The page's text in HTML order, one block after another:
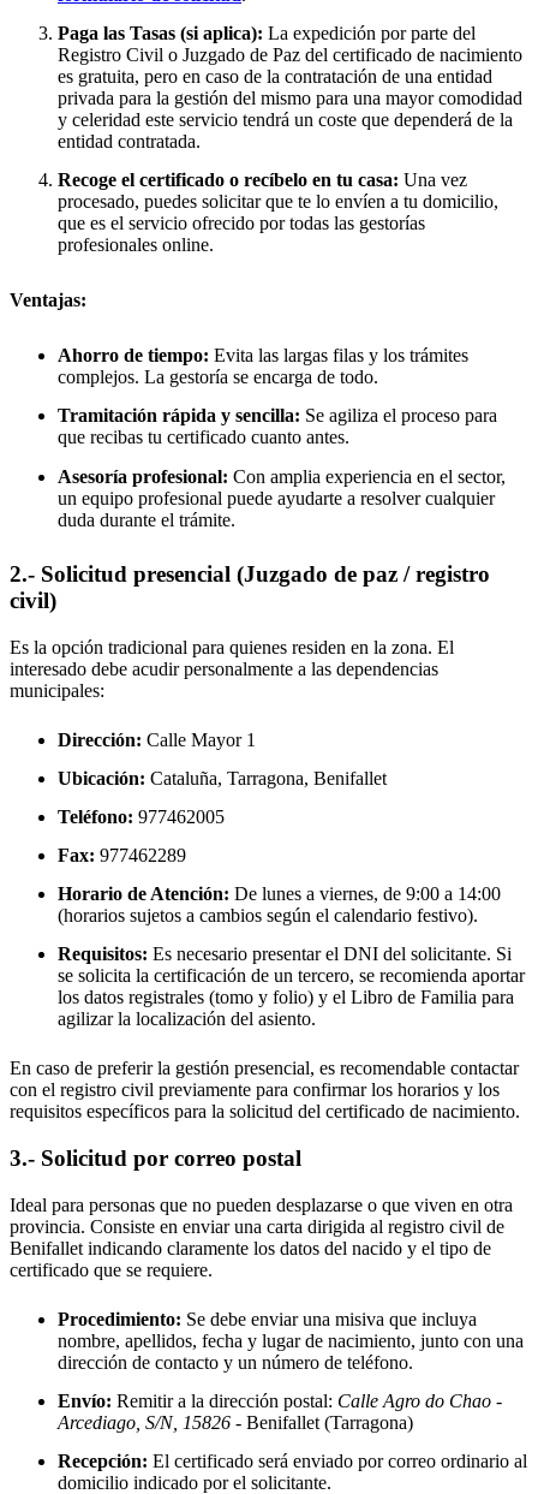
Paga las Tasas (si aplica): La expedición por parte del
Registro Civil o Juzgado de Paz del certificado de nacimiento
es gratuita, pero en caso de la contratación de una entidad
privada para la gestión del mismo para una mayor comodidad
y celeridad este servicio tendrá un coste que dependerá de la
entidad contratada.
Recoge el certificado o recíbelo en tu casa: Una vez
procesado, puedes solicitar que te lo envíen a tu domicilio,
que es el servicio ofrecido por todas las gestorías
profesionales online.
Ventajas:
Ahorro de tiempo: Evita las largas filas y los trámites
complejos. La gestoría se encarga de todo.
Tramitación rápida y sencilla: Se agiliza el proceso para
que recibas tu certificado cuanto antes.
Asesoría profesional: Con amplia experiencia en el sector,
un equipo profesional puede ayudarte a resolver cualquier
duda durante el trámite.
2.- Solicitud presencial (Juzgado de paz / registro
civil)
Es la opción tradicional para quienes residen en la zona. El
interesado debe acudir personalmente a las dependencias
municipales:
Dirección: Calle Mayor 1
Ubicación: Cataluña, Tarragona, Benifallet
Teléfono: 977462005
Fax: 977462289
Horario de Atención: De lunes a viernes, de 9:00 a 14:00
(horarios sujetos a cambios según el calendario festivo).
Requisitos: Es necesario presentar el DNI del solicitante. Si
se solicita la certificación de un tercero, se recomienda aportar
los datos registrales (tomo y folio) y el Libro de Familia para
agilizar la localización del asiento.
En caso de preferir la gestión presencial, es recomendable contactar
con el registro civil previamente para confirmar los horarios y los
requisitos específicos para la solicitud del certificado de nacimiento.
3.- Solicitud por correo postal
Ideal para personas que no pueden desplazarse o que viven en otra
provincia. Consiste en enviar una carta dirigida al registro civil de
Benifallet indicando claramente los datos del nacido y el tipo de
certificado que se requiere.
Procedimiento: Se debe enviar una misiva que incluya
nombre, apellidos, fecha y lugar de nacimiento, junto con una
dirección de contacto y un número de teléfono.
Envío: Remitir a la dirección postal: Calle Agro do Chao -
Arcediago, S/N, 15826 - Benifallet (Tarragona)
Recepción: El certificado será enviado por correo ordinario al
domicilio indicado por el solicitante.